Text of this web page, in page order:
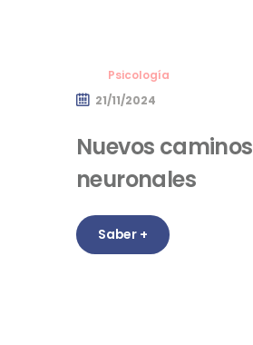
Psicología
21/11/2024
Nuevos caminos
neuronales
Saber +